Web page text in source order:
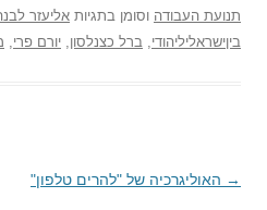
תנועת העבודה וסומן בתגיות אליעזר
ביןישראליליהודי
ברל כצנלסון יורם פרי
ניווט
→ האוליגרכיה של "להרים טלפון"